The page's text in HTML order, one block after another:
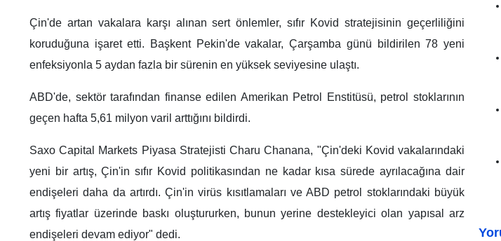
Çin'de artan vakalara karşı alınan sert önlemler, sıfır Kovid stratejisinin geçerliliğini
koruduğuna işaret etti. Başkent Pekin'de vakalar, Çarşamba günü bildirilen 78 yeni
enfeksiyonla 5 aydan fazla bir sürenin en yüksek seviyesine ulaştı.
ABD'de, sektör tarafından finanse edilen Amerikan Petrol Enstitüsü, petrol stoklarının
geçen hafta 5,61 milyon varil arttığını bildirdi.
Saxo Capital Markets Piyasa Stratejisti Charu Chanana, "Çin'deki Kovid vakalarındaki
yeni bir artış, Çin'in sıfır Kovid politikasından ne kadar kısa sürede ayrılacağına dair
endişeleri daha da artırdı. Çin'in virüs kısıtlamaları ve ABD petrol stoklarındaki büyük
artış fiyatlar üzerinde baskı oluştururken, bunun yerine destekleyici olan yapısal arz
endişeleri devam ediyor" dedi.